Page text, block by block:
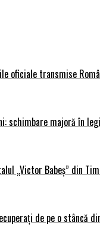
oficiale transmise
schimbare majoră în
„Victor Babeș” din
de pe o stâncă